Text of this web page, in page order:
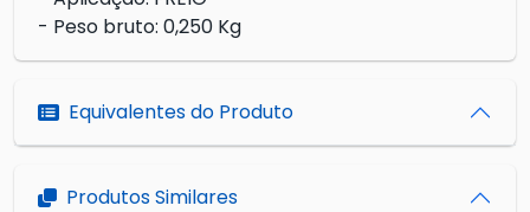
- Peso bruto: 0,250 Kg
Equivalentes do Produto
Produtos Similares